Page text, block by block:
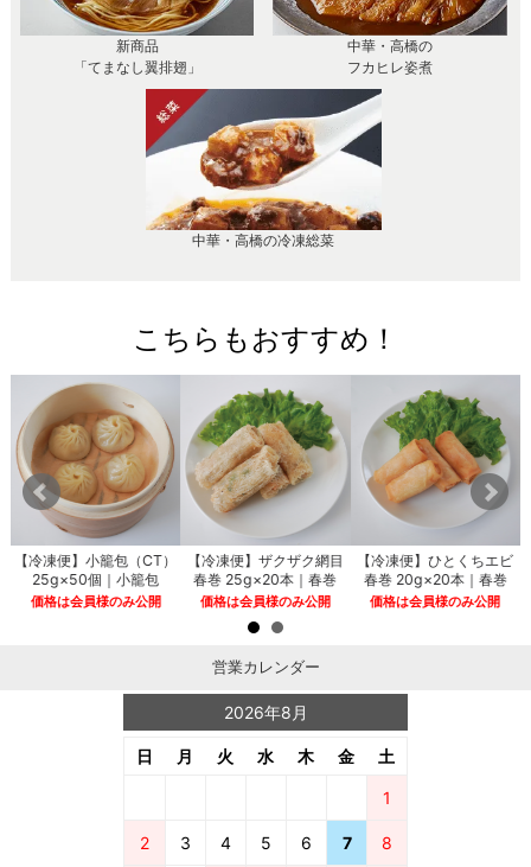
新商品
「てまなし翼排翅」
中華・高橋の
フカヒレ姿煮
中華・高橋の冷凍総菜
こちらもおすすめ！
【冷凍便】小籠包（CT）
25g×50個｜小籠包
価格は会員様のみ公開
【冷凍便】ザクザク網目
春巻 25g×20本｜春巻
価格は会員様のみ公開
【冷凍便】ひとくちエビ
春巻 20g×20本｜春巻
価格は会員様のみ公開
営業カレンダー
2026年8月
日 月 火 水 木 金 土
1
2 3 4 5 6 7 8